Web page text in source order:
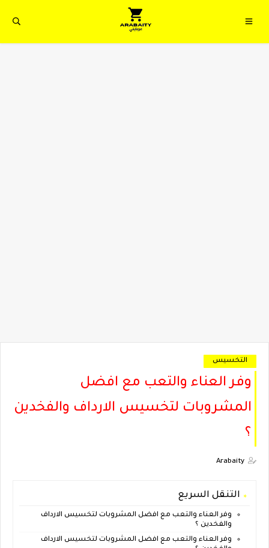
التخسيس
وفر العناء والتعب مع افضل
المشروبات لتخسيس الارداف والفخدين
؟
Arabaity
التنقل السريع
وفر العناء والتعب مع افضل المشروبات لتخسيس الارداف
والفخدين ؟
وفر العناء والتعب مع افضل المشروبات لتخسيس الارداف